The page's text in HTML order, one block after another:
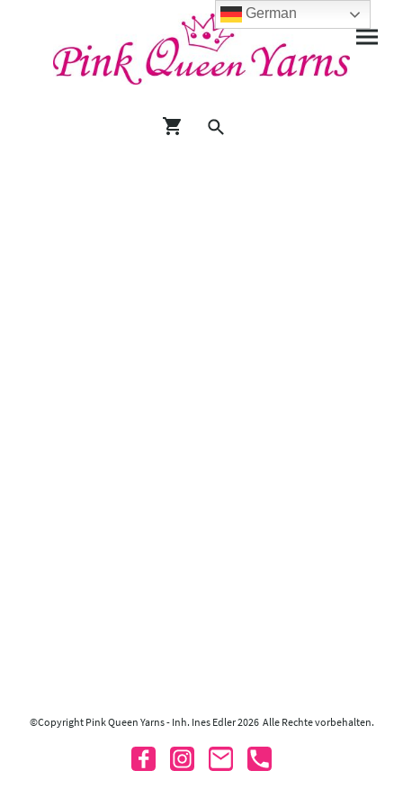
©Copyright Pink Queen Yarns - Inh. Ines Edler 2026 Alle Rechte vorbehalten.
German